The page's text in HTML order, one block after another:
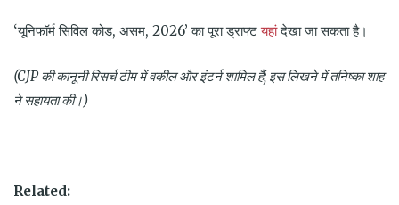
‘यूनिफॉर्म सिविल कोड, असम, 2026’ का पूरा ड्राफ्टयहांदेखा जा सकता है।
(CJPकीकानूनीरिसर्चटीममेंवकीलऔरइंटर्नशामिलहैं;इसलिखनेमेंतनिष्काशाह
नेसहायताकी।)
Related: